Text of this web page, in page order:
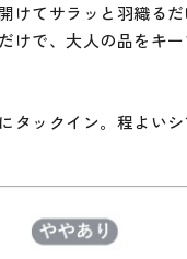
けてサラッと羽織る
けで、大人の品をキ
ックイン。程よいシ